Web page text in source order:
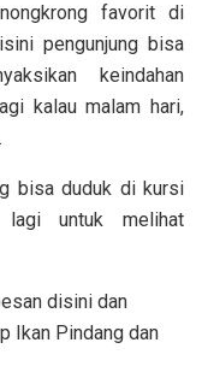
favorit di
pengunjung bisa
keindahan
kalau malam hari,
bisa duduk di kursi
untuk melihat
disini dan
Ikan Pindang dan